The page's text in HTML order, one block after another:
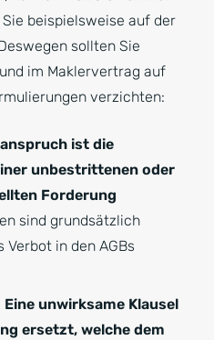
beispielsweise auf der
sollten Sie
im Maklervertrag auf
verzichten:
ist die
unbestrittenen oder
Forderung
sind grundsätzlich
in den AGBs
unwirksame Klausel
ersetzt, welche dem